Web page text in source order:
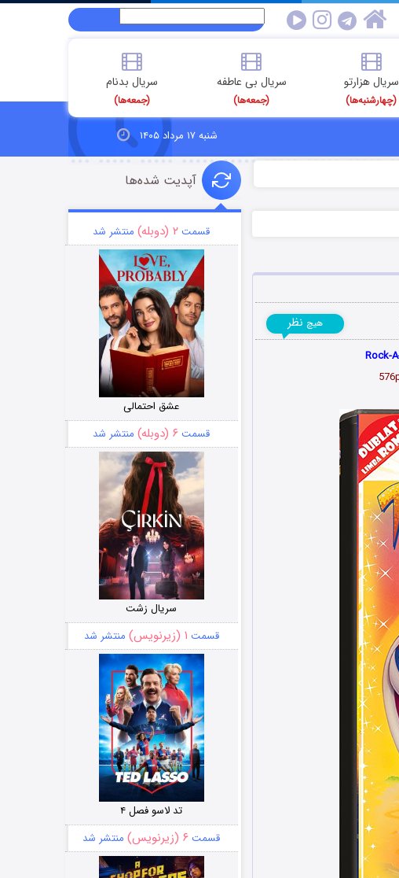
سریال هزارتو
(چهارشنبه‌ها)
سریال بی عاطفه
(جمعه‌ها)
سریال بدنام
(جمعه‌ها)
شنبه ۱۷ مرداد ۱۴۰۵
هیچ نظر
آپدیت شده‌ها
قسمت ۲ (دوبله) منتشر شد
عشق احتمالی
قسمت ۶ (دوبله) منتشر شد
سریال زشت
قسمت ۱ (زیرنویس) منتشر شد
تد لاسو فصل ۴
قسمت ۶ (زیرنویس) منتشر شد